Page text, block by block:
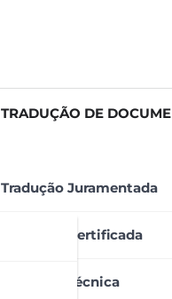
TRADUÇÃO DE
Tradução Juramentada
Tradução Certificada
Tradução Técnica